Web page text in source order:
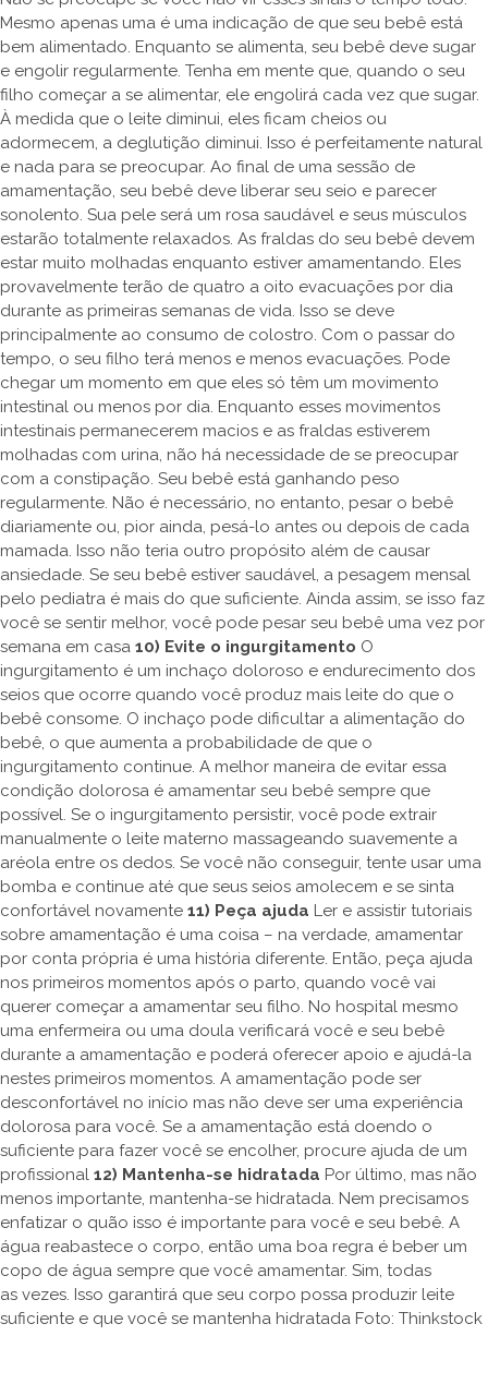
Mesmo apenas uma é uma indicação de que seu bebê está
bem alimentado. Enquanto se alimenta, seu bebê deve sugar
e engolir regularmente. Tenha em mente que, quando o seu
filho começar a se alimentar, ele engolirá cada vez que sugar.
À medida que o leite diminui, eles ficam cheios ou
adormecem, a deglutição diminui. Isso é perfeitamente natural
e nada para se preocupar. Ao final de uma sessão de
amamentação, seu bebê deve liberar seu seio e parecer
sonolento. Sua pele será um rosa saudável e seus músculos
estarão totalmente relaxados. As fraldas do seu bebê devem
estar muito molhadas enquanto estiver amamentando. Eles
provavelmente terão de quatro a oito evacuações por dia
durante as primeiras semanas de vida. Isso se deve
principalmente ao consumo de colostro. Com o passar do
tempo, o seu filho terá menos e menos evacuações. Pode
chegar um momento em que eles só têm um movimento
intestinal ou menos por dia. Enquanto esses movimentos
intestinais permanecerem macios e as fraldas estiverem
molhadas com urina, não há necessidade de se preocupar
com a constipação. Seu bebê está ganhando peso
regularmente. Não é necessário, no entanto, pesar o bebê
diariamente ou, pior ainda, pesá-lo antes ou depois de cada
mamada. Isso não teria outro propósito além de causar
ansiedade. Se seu bebê estiver saudável, a pesagem mensal
pelo pediatra é mais do que suficiente. Ainda assim, se isso faz
você se sentir melhor, você pode pesar seu bebê uma vez por
semana em casa 10) Evite o ingurgitamento O
ingurgitamento é um inchaço doloroso e endurecimento dos
seios que ocorre quando você produz mais leite do que o
bebê consome. O inchaço pode dificultar a alimentação do
bebê, o que aumenta a probabilidade de que o
ingurgitamento continue. A melhor maneira de evitar essa
condição dolorosa é amamentar seu bebê sempre que
possível. Se o ingurgitamento persistir, você pode extrair
manualmente o leite materno massageando suavemente a
aréola entre os dedos. Se você não conseguir, tente usar uma
bomba e continue até que seus seios amolecem e se sinta
confortável novamente 11) Peça ajuda Ler e assistir tutoriais
sobre amamentação é uma coisa – na verdade, amamentar
por conta própria é uma história diferente. Então, peça ajuda
nos primeiros momentos após o parto, quando você vai
querer começar a amamentar seu filho. No hospital mesmo
uma enfermeira ou uma doula verificará você e seu bebê
durante a amamentação e poderá oferecer apoio e ajudá-la
nestes primeiros momentos. A amamentação pode ser
desconfortável no início mas não deve ser uma experiência
dolorosa para você. Se a amamentação está doendo o
suficiente para fazer você se encolher, procure ajuda de um
profissional 12) Mantenha-se hidratada Por último, mas não
menos importante, mantenha-se hidratada. Nem precisamos
enfatizar o quão isso é importante para você e seu bebê. A
água reabastece o corpo, então uma boa regra é beber um
copo de água sempre que você amamentar. Sim, todas
as vezes. Isso garantirá que seu corpo possa produzir leite
suficiente e que você se mantenha hidratada Foto: Thinkstock